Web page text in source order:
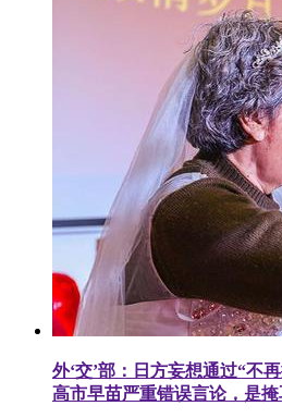
外‘交’部：日方妄想通过“不
高市早苗严重错误言论，是